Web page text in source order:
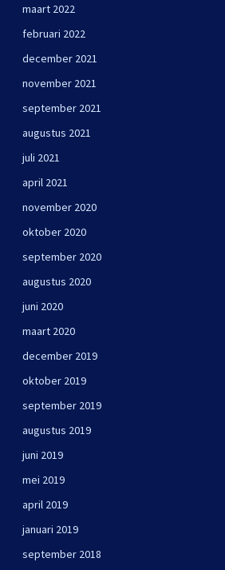
maart 2022
februari 2022
december 2021
november 2021
september 2021
augustus 2021
juli 2021
april 2021
november 2020
oktober 2020
september 2020
augustus 2020
juni 2020
maart 2020
december 2019
oktober 2019
september 2019
augustus 2019
juni 2019
mei 2019
april 2019
januari 2019
september 2018